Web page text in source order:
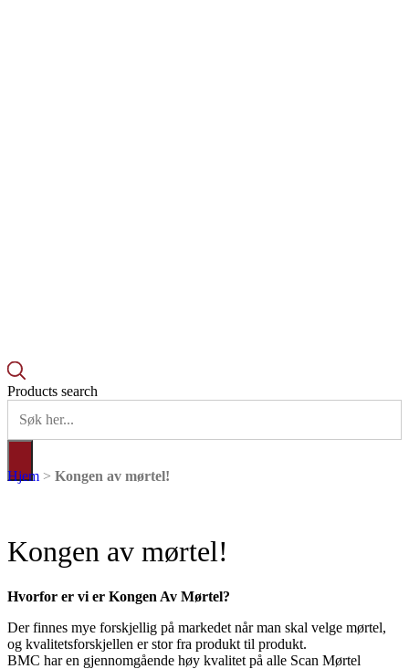
Products search
Hjem > Kongen av mørtel!
Kongen av mørtel!
Hvorfor er vi er Kongen Av Mørtel?
Der finnes mye forskjellig på markedet når man skal velge mørtel,
og kvalitetsforskjellen er stor fra produkt til produkt.
BMC har en gjennomgående høy kvalitet på alle Scan Mørtel